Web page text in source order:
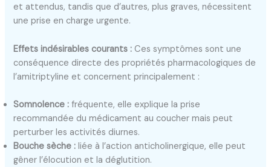
et attendus, tandis que d’autres, plus graves, nécessitent
une prise en charge urgente.
Effets indésirables courants : Ces symptômes sont une
conséquence directe des propriétés pharmacologiques de
l’amitriptyline et concernent principalement :
Somnolence : fréquente, elle explique la prise
recommandée du médicament au coucher mais peut
perturber les activités diurnes.
Bouche sèche : liée à l’action anticholinergique, elle peut
gêner l’élocution et la déglutition.